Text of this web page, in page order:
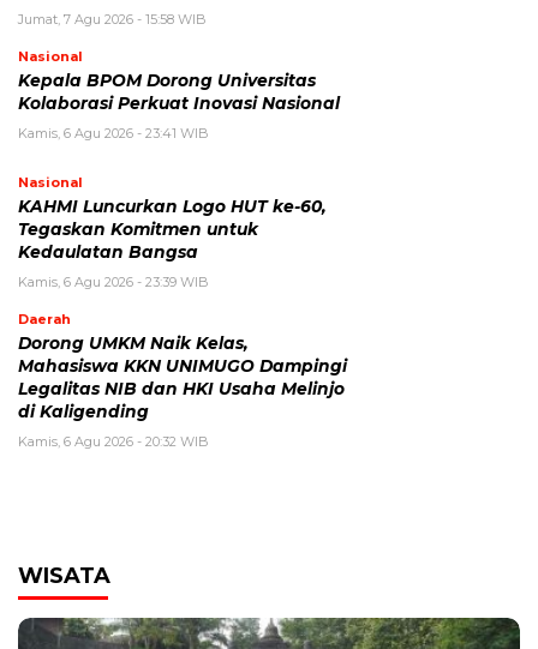
Jumat, 7 Agu 2026 - 15:58 WIB
Nasional
Kepala BPOM Dorong Universitas
Kolaborasi Perkuat Inovasi Nasional
Kamis, 6 Agu 2026 - 23:41 WIB
Nasional
KAHMI Luncurkan Logo HUT ke-60,
Tegaskan Komitmen untuk
Kedaulatan Bangsa
Kamis, 6 Agu 2026 - 23:39 WIB
Daerah
Dorong UMKM Naik Kelas,
Mahasiswa KKN UNIMUGO Dampingi
Legalitas NIB dan HKI Usaha Melinjo
di Kaligending
Kamis, 6 Agu 2026 - 20:32 WIB
WISATA